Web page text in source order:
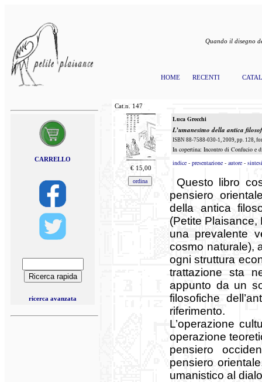
Quando il disegno
HOME RECENTI
CARRELLO
ricerca avanzata
Cat.n. 147
Luca Grecchi
L’umanesimo della antica
ISBN 88-7588-030-1, 2009, pp. 128,
In copertina: Incontro di Confucio e
indice - presentazione - autore -
€ 15,00
Questo libro
pensiero
della antica
(Petite Plaisance,
una prevalente
cosmo naturale),
ogni struttura
trattazione sta
appunto da un
filosofiche
riferimento.
L’operazione
operazione
pensiero
pensiero
umanistico al